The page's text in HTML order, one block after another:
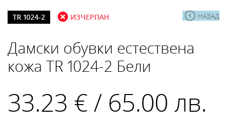
НАЗАД
TR 1024-2 ИЗЧЕРПАН
Дамски обувки естествена
кожа TR 1024-2 Бели
33.23 € / 65.00 лв.